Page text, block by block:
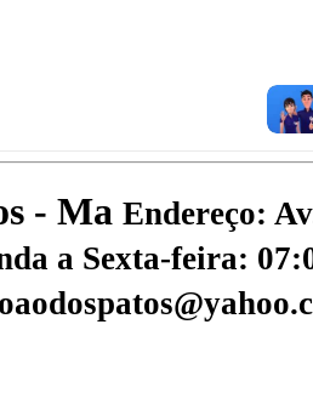
- Ma Endereço:
a Sexta-feira: